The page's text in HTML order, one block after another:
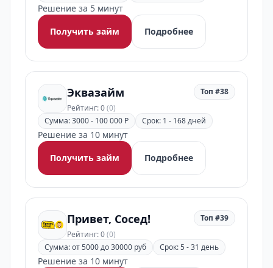
Решение за 5 минут
Получить займ
Подробнее
Эквазайм
Рейтинг: 0(0)
Топ #38
Сумма: 3000 - 100 000 Р Срок: 1 - 168 дней
Решение за 10 минут
Получить займ
Подробнее
Привет, Сосед!
Рейтинг: 0(0)
Топ #39
Сумма: от 5000 до 30000 руб Срок: 5 - 31 день
Решение за 10 минут